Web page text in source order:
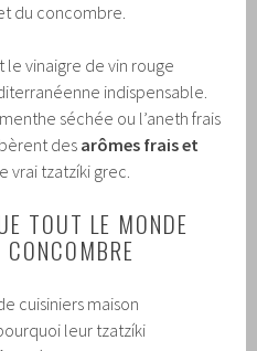
du concombre.
le vinaigre de vin rouge
indispensable.
séchée ou l’aneth frais
des arômes frais et
vrai tzatzíki grec.
TOUT LE MONDE
cuisiniers maison
leur tzatzíki